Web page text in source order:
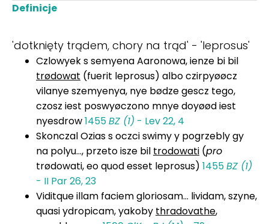
Definicje
'dotknięty trądem, chory na trąd' - 'leprosus'
Czlowyek s semyena Aaronowa, ienze bi bil
trødowat (fuerit leprosus) albo czirpyøøcz
vilanye szemyenya, nye bødze gescz tego,
czosz iest poswyøczono mnye doyøød iest
nyesdrow1455BZ (1) - Lev 22, 4
Skonczal Ozias s oczci swimy y pogrzebly gy
na polyu..., przeto isze bil trodowati (pro
trødowati, eo quod esset leprosus) 1455BZ (1)
- II Par 26, 23
Viditque illam faciem gloriosam... lividam, szyne,
quasi ydropicam, yakoby thradovathe,